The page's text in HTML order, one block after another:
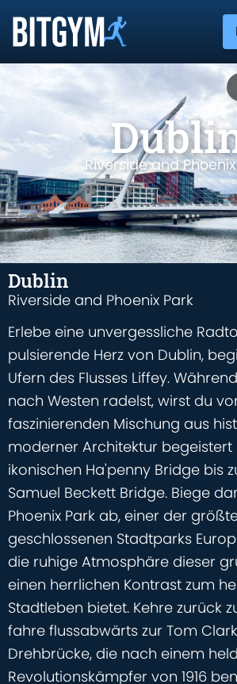
Riverside and
Dublin
Riverside and Phoenix Park
Erlebe eine unvergessliche
pulsierende Herz von Dublin,
Ufern des Flusses Liffey.
nach Westen radelst, wirst du
faszinierenden Mischung aus
moderner Architektur begeistert
ikonischen Ha'penny Bridge bis
Samuel Beckett Bridge. Biege
Phoenix Park ab, einer der
geschlossenen Stadtparks
die ruhige Atmosphäre dieser
einen herrlichen Kontrast zum
Stadtleben bietet. Kehre zurück
fahre flussabwärts zur Tom
Drehbrücke, die nach einem
Revolutionskämpfer von 1916